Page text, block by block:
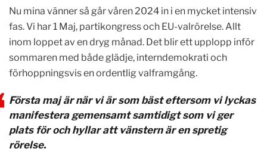
Nu mina vänner så går våren 2024 in i en mycket intensiv
fas. Vi har 1 Maj, partikongress och EU-valrörelse. Allt
inom loppet av en dryg månad. Det blir ett upplopp inför
sommaren med både glädje, interndemokrati och
förhoppningsvis en ordentlig valframgång.
Första maj är när vi är som bäst eftersom vi lyckas
manifestera gemensamt samtidigt som vi ger
plats för och hyllar att vänstern är en spretig
rörelse.